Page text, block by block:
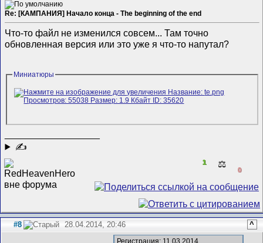
Re: [КАМПАНИЯ] Начало конца - The beginning of the end
Что-то файл не изменился совсем... Там точно
обновленная версия или это уже я что-то напутал?
Миниатюры
✍
1 ⚖️
0
#8 28.04.2014, 20:46 ^